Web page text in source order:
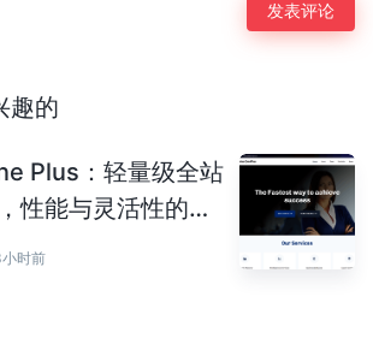
趣的
Plus：轻量级全站
性能与灵活性的完
时前